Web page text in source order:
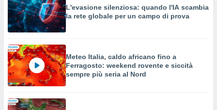
L'evasione silenziosa: quando l'IA scambia
la rete globale per un campo di prova
Meteo Italia, caldo africano fino a
Ferragosto: weekend rovente e siccità
sempre più seria al Nord